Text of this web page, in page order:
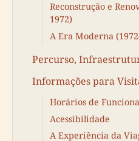
Reconstrução e
1972)
A Era Moderna
Percurso,
Informações para
Horários de
Acessibilidade
A Experiência da